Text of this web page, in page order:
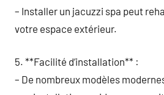
– Installer un jacuzzi spa peut
votre espace extérieur.
5. **Facilité d’installation** :
– De nombreux modèles